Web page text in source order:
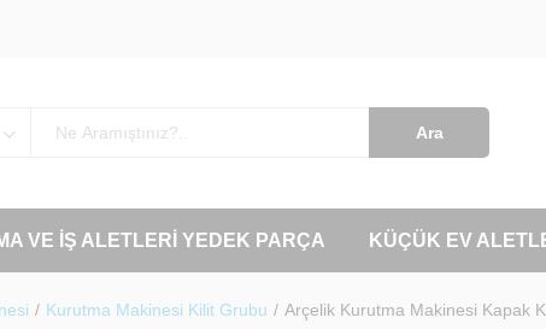
Ara
VE İŞ ALETLERI YEDEK PARÇA KÜÇÜK EV
/ Kurutma Makinesi Kilit Grubu / Arçelik Kurutma Makinesi Kapak